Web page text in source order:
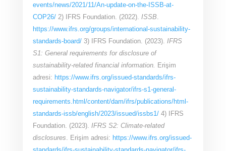
events/news/2021/11/An-update-on-the-ISSB-at-
COP26/2) IFRS Foundation. (2022). ISSB
https://www.ifrs.org/groups/international-sustainability-
standards-board/3) IFRS Foundation. (2023). IFRS
S1: General requirements for disclosure of
sustainability-related financial information.
Erişim
adresi: https://www.ifrs.org/issued-standards/ifrs-
sustainability-standards-navigator/ifrs-s1-general-
requirements.html/content/dam/ifrs/publications/html-
standards-issb/english/2023/issued/issbs1/4) IFRS
Foundation. (2023). IFRS S2: Climate-related
disclosures . Erişim adresi: https://www.ifrs.org/issued-